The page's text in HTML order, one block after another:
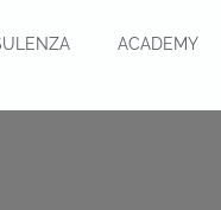
ACADEMY